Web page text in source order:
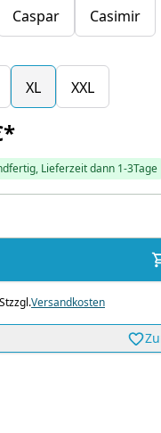
Caspar Casimir
XL XXL
*
Lieferzeit dann 1-3Tage
zzgl.Versandkosten